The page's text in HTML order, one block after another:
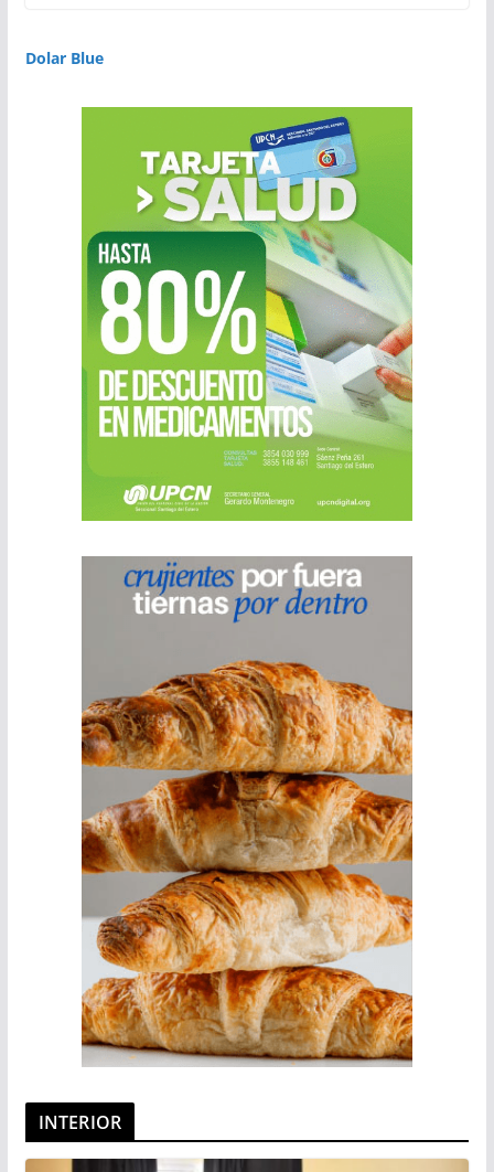
Dolar Blue
INTERIOR